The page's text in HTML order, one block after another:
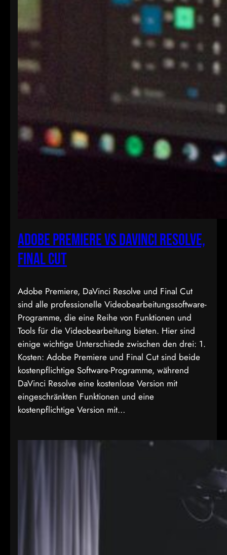
Adobe Premiere vs Davinci Resolve,
Final Cut
Adobe Premiere, DaVinci Resolve und Final Cut
sind alle professionelle Videobearbeitungssoftware-
Programme, die eine Reihe von Funktionen und
Tools für die Videobearbeitung bieten. Hier sind
einige wichtige Unterschiede zwischen den drei: 1.
Kosten: Adobe Premiere und Final Cut sind beide
kostenpflichtige Software-Programme, während
DaVinci Resolve eine kostenlose Version mit
eingeschränkten Funktionen und eine
kostenpflichtige Version mit…